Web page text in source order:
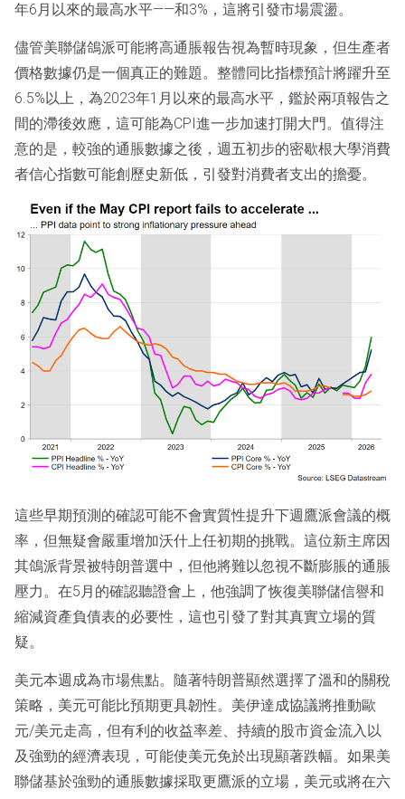
年6月以來的最高水平——和3%，這將引發市場震盪。
儘管美聯儲鴿派可能將高通脹報告視為暫時現象，但生產者
價格數據仍是一個真正的難題。整體同比指標預計將躍升至
6.5%以上，為2023年1月以來的最高水平，鑑於兩項報告之
間的滯後效應，這可能為CPI進一步加速打開大門。值得注
意的是，較強的通脹數據之後，週五初步的密歇根大學消費
者信心指數可能創歷史新低，引發對消費者支出的擔憂。
這些早期預測的確認可能不會實質性提升下週鷹派會議的概
率，但無疑會嚴重增加沃什上任初期的挑戰。這位新主席因
其鴿派背景被特朗普選中，但他將難以忽視不斷膨脹的通脹
壓力。在5月的確認聽證會上，他強調了恢復美聯儲信譽和
縮減資產負債表的必要性，這也引發了對其真實立場的質
疑。
美元本週成為市場焦點。隨著特朗普顯然選擇了溫和的關稅
策略，美元可能比預期更具韌性。美伊達成協議將推動歐
元/美元走高，但有利的收益率差、持續的股市資金流入以
及強勁的經濟表現，可能使美元免於出現顯著跌幅。如果美
聯儲基於強勁的通脹數據採取更鷹派的立場，美元或將在六